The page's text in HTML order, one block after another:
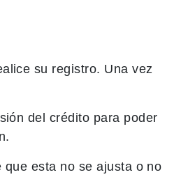
su registro. Una vez
del crédito para poder
esta no se ajusta o no